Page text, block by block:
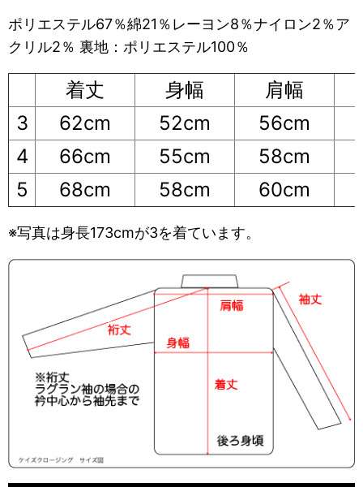
ポリエステル67％綿21％レーヨン8％ナイロン2％ア
クリル2％ 裏地：ポリエステル100％
着丈 身幅
肩幅
3
62cm 52cm 56cm
4
66cm 55cm 58cm
5
68cm 58cm 60cm
※写真は身長173cmが3を着ています。